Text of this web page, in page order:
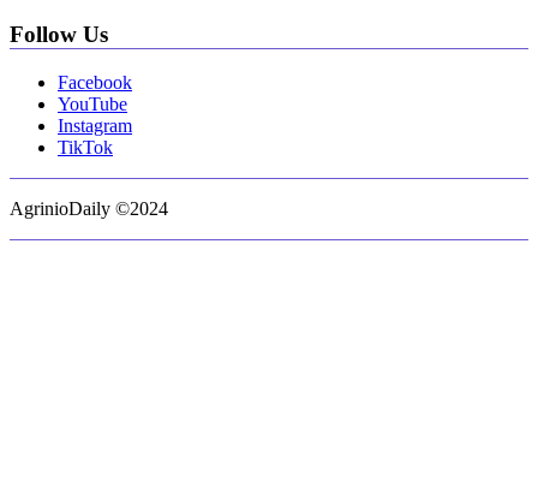
Follow Us
Facebook
YouTube
Instagram
TikTok
AgrinioDaily ©2024